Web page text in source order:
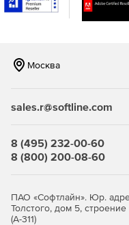
Москва
sales.r@softline.com
8 (495) 232-00-60
8 (800) 200-08-60
ПАО «Софтлайн». Юр.
Толстого, дом 5,
(А-311)